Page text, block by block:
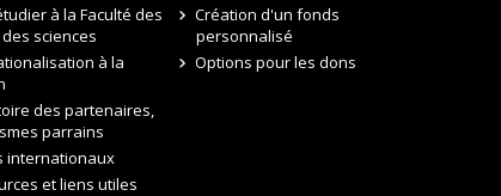
à la Faculté des
sciences
à la
des partenaires,
parrains
internationaux
et liens utiles
Création d'un fonds
personnalisé
Options pour les dons